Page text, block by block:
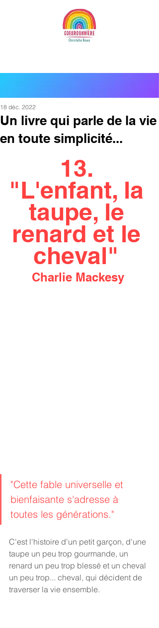
Un livre qui parle de la vie
en toute simplicité...
18 déc. 2022
13.
"L'enfant, la
taupe, le
renard et le
cheval"
Charlie Mackesy
"Cette fable universelle et
bienfaisante s'adresse à
toutes les générations."
C'est l'histoire d'un petit garçon, d'une
taupe un peu trop gourmande, un
renard un peu trop blessé et un cheval
un peu trop... cheval, qui décident de
traverser la vie ensemble.